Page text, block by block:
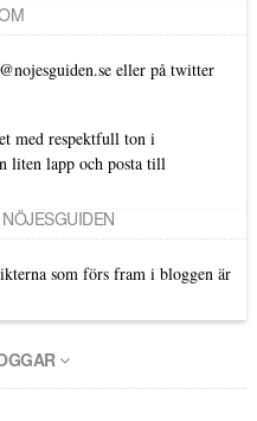
eller på twitter
med respektfull ton i
liten lapp och posta till
som förs fram i bloggen är